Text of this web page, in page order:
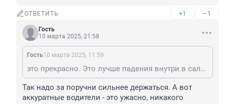
ОТВЕТИТЬ +1 –1
Гость
10 марта 2025, 21:58
Гость10 марта 2025, 11:59
это прекрасно. Это лучше падения внутри в салуне автобуса об поручень или сломанного напополам проездного в попытке не упасть. Только бой вынудит выпустить приказ о контроле аккуратности вождения.
Так надо за поручни сильнее держаться. А вот
аккуратные водители - это ужасно, никакого